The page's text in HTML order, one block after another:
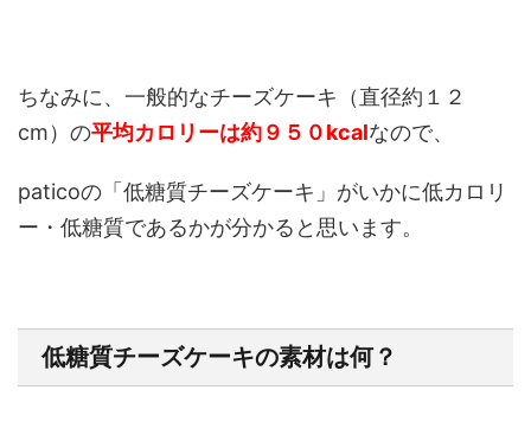
ちなみに、一般的なチーズケーキ（直径約１２
cm）の平均カロリーは約９５０kcalなので、
paticoの「低糖質チーズケーキ」がいかに低カロリ
ー・低糖質であるかが分かると思います。
低糖質チーズケーキの素材は何？